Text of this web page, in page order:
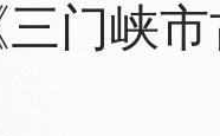
三门峡